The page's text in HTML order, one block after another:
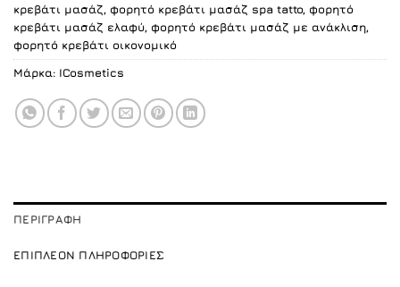
κρεβάτι μασάζ, φορητό κρεβάτι μασάζ spa tatto, φορητό
κρεβάτι μασάζ ελαφύ, φορητό κρεβάτι μασάζ με ανάκλιση,
φορητό κρεβάτι οικονομικό
Μάρκα: ICosmetics
ΠΕΡΙΓΡΑΦΉ
ΕΠΙΠΛΈΟΝ ΠΛΗΡΟΦΟΡΊΕΣ